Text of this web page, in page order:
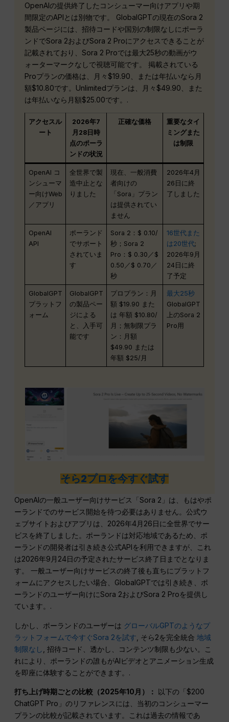
OpenAIの提供終了したコンシューマー向けアプリや期
間限定のAPIとは別物です。 GlobalGPTの現在のSora 2
製品ページには、招待コードや国別の制限なしにポーラ
ンドでSora 2およびSora 2 Proにアクセスできることが
記載されており、Sora 2 Proでは最大25秒の動画がウ
ォーターマークなしで視聴可能です。 掲載されている
Proプランの価格は、月々$19.90、または年払いなら月
額$10.80です。Unlimitedプランは、月々$49.90、また
は年払いなら月額$25.00です。.
アクセスル
ート
2026年7
月28日時
点のポーラ
ンドの状況
正確な価格
重要なタイ
ミングまた
は制限
OpenAI コ
ンシューマ
ー向けWeb
／アプリ
全世界で製
造中止とな
りました
現在、一般消費
者向けの
「Sora」プラン
は提供されてい
ません
2026年4月
26日に終
了しました
OpenAI
API
ポーランド
でサポート
されていま
す
Sora 2：$ 0.10/
秒；Sora 2
Pro：$ 0.30／$
0.50／$ 0.70／
秒
16世代また
は20世代;
2026年9月
24日に終
了予定
GlobalGPT
プラットフ
ォーム
GlobalGPT
の製品ペー
ジによる
と、入手可
能です
プロプラン：月
額 $19.90 また
は 年額 $10.80/
月；無制限プラ
ン：月額
$49.90 または
年額 $25/月
最大25秒
GlobalGPT
上のSora 2
Pro用
そら2プロを今すぐ試す
OpenAIの一般ユーザー向けサービス「Sora 2」は、もはやポ
ーランドでのサービス開始を待つ必要はありません。公式ウ
ェブサイトおよびアプリは、2026年4月26日に全世界でサー
ビスを終了しました。ポーランドは対応地域であるため、ポ
ーランドの開発者は引き続き公式APIを利用できますが、これ
は2026年9月24日の予定されたサービス終了日までとなりま
す。 一般ユーザー向けサービスの終了後も直ちにプラットフ
ォームにアクセスしたい場合、GlobalGPTでは引き続き、ポ
ーランドのユーザー向けにSora 2およびSora 2 Proを提供し
ています。.
しかし、ポーランドのユーザーは グローバルGPTのようなプ
ラットフォームで今すぐSora 2を試す , そら2を完全統合地域
制限なし , 招待コード、透かし、コンテンツ制限も少ない。こ
れにより、ポーランドの誰もがAIビデオとアニメーション生成
を即座に体験することができます。.
打ち上げ時期ごとの比較（2025年10月）： 以下の「$200
ChatGPT Pro」のリファレンスには、当初のコンシューマー
プランの比較が記載されています。これは過去の情報であ